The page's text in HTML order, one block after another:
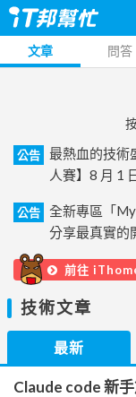
文章 問答
公告
最熱血的技術
人賽】8 月 1
公告
全新專區「
分享最真實的
前往
技術文章
最新
Claude code 新